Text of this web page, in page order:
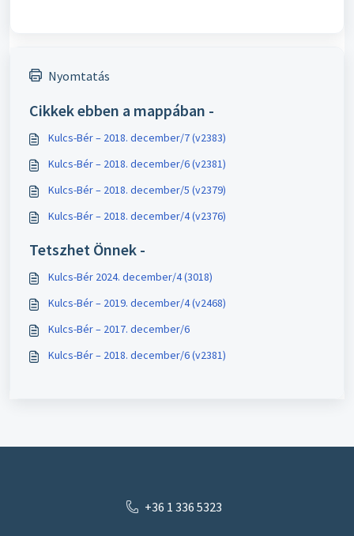
Nyomtatás
Cikkek ebben a mappában -
Kulcs-Bér – 2018. december/7 (v2383)
Kulcs-Bér – 2018. december/6 (v2381)
Kulcs-Bér – 2018. december/5 (v2379)
Kulcs-Bér – 2018. december/4 (v2376)
Tetszhet Önnek -
Kulcs-Bér 2024. december/4 (3018)
Kulcs-Bér – 2019. december/4 (v2468)
Kulcs-Bér – 2017. december/6
Kulcs-Bér – 2018. december/6 (v2381)
+36 1 336 5323